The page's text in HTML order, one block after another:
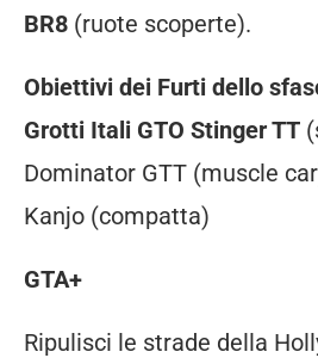
BR8 (ruote scoperte).
Obiettivi dei Furti dello
Grotti Itali GTO Stinger TT
Dominator GTT (muscle
Kanjo (compatta)
GTA+
Ripulisci le strade della